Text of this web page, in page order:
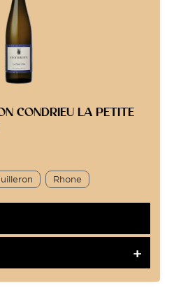
CONDRIEU LA PETITE
Rhone